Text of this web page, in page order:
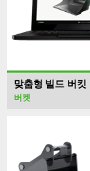
맞춤형 빌드 버킷
버켓